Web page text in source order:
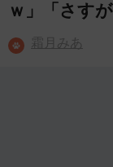
ｗ」「さす
霜月みあ